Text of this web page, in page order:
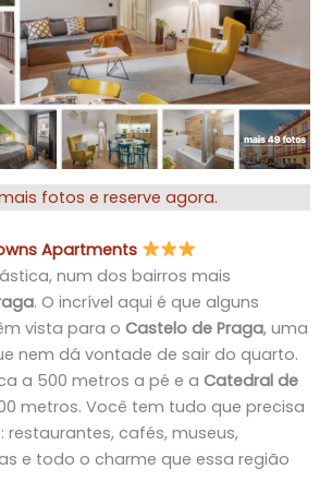
fotos e reserve agora.
Apartments
num dos bairros mais
. O incrível aqui é que alguns
vista para o Castelo de Praga, uma
nem dá vontade de sair do quarto.
a 500 metros a pé e a Catedral de
metros. Você tem tudo que precisa
restaurantes, cafés, museus,
e todo o charme que essa região